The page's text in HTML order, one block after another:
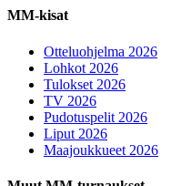
MM-kisat
Otteluohjelma 2026
Lohkot 2026
Tulokset 2026
TV 2026
Pudotuspelit 2026
Liput 2026
Maajoukkueet 2026